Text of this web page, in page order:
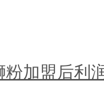
粉加盟后利